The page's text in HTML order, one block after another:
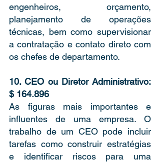
engenheiros, orçamento,
planejamento de operações
técnicas, bem como supervisionar
a contratação e contato direto com
os chefes de departamento.
10. CEO ou Diretor Administrativo:
$ 164.896
As figuras mais importantes e
influentes de uma empresa. O
trabalho de um CEO pode incluir
tarefas como construir estratégias
e identificar riscos para uma